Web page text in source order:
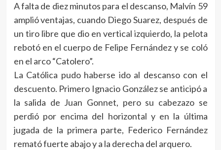
A falta de diez minutos para el descanso, Malvín 59
amplió ventajas, cuando Diego Suarez, después de
un tiro libre que dio en vertical izquierdo, la pelota
rebotó en el cuerpo de Felipe Fernández y se coló
en el arco “Catolero”.
La Católica pudo haberse ido al descanso con el
descuento. Primero Ignacio González se anticipó a
la salida de Juan Gonnet, pero su cabezazo se
perdió por encima del horizontal y en la última
jugada de la primera parte, Federico Fernández
remató fuerte abajo y a la derecha del arquero.